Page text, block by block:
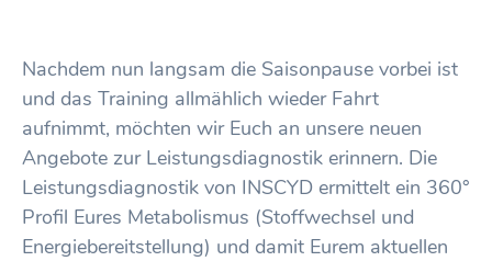
Nachdem nun langsam die Saisonpause vorbei ist
und das Training allmählich wieder Fahrt
aufnimmt, möchten wir Euch an unsere neuen
Angebote zur Leistungsdiagnostik erinnern. Die
Leistungsdiagnostik von INSCYD ermittelt ein 360°
Profil Eures Metabolismus (Stoffwechsel und
Energiebereitstellung) und damit Eurem aktuellen